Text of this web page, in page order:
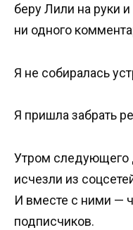
беру Лили на руки
ни одного
Я не собиралась
Я пришла забрать
Утром следующего
исчезли из
И вместе с ними —
подписчиков.